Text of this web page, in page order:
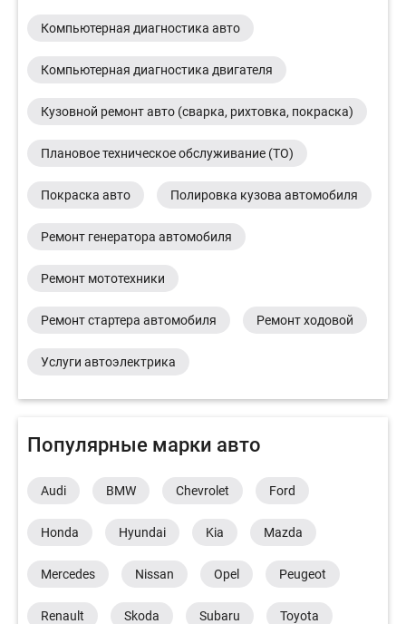
Компьютерная диагностика авто
Компьютерная диагностика двигателя
Кузовной ремонт авто (сварка, рихтовка, покраска)
Плановое техническое обслуживание (ТО)
Покраска авто Полировка кузова автомобиля
Ремонт генератора автомобиля
Ремонт мототехники
Ремонт стартера автомобиля Ремонт ходовой
Услуги автоэлектрика
Популярные марки авто
Audi BMW Chevrolet Ford
Honda Hyundai Kia Mazda
Mercedes Nissan Opel Peugeot
Renault Skoda Subaru Toyota